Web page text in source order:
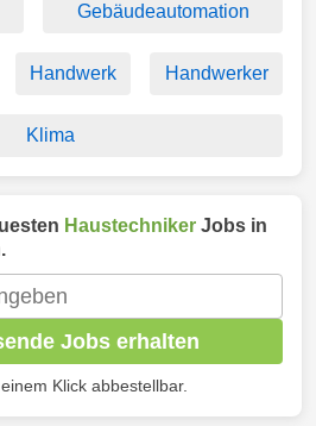
Gebäudeautomation
Handwerk Handwerker
Klima
Haustechniker Jobs in
Jobs erhalten
Klick abbestellbar.